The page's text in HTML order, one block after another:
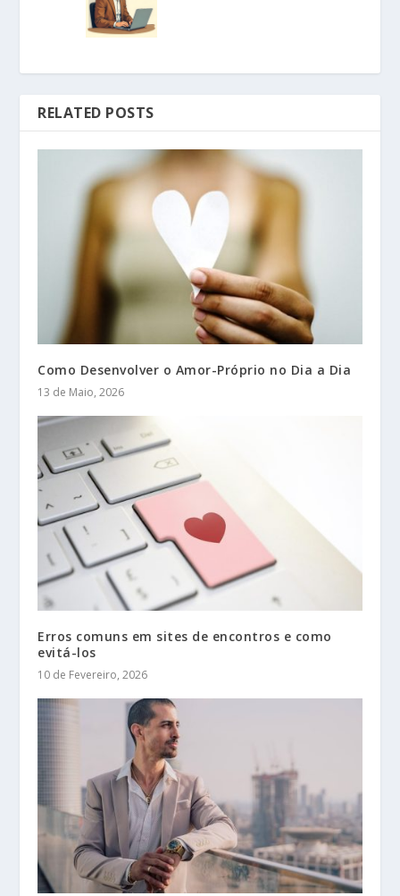
RELATED POSTS
Como Desenvolver o Amor-Próprio no Dia a Dia
13 de Maio, 2026
Erros comuns em sites de encontros e como
evitá-los
10 de Fevereiro, 2026